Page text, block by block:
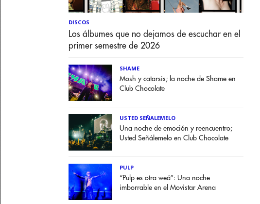
DISCOS
Los álbumes que no dejamos de escuchar en el
primer semestre de 2026
SHAME
Mosh y catarsis; la noche de Shame en
Club Chocolate
USTED SEÑALEMELO
Una noche de emoción y reencuentro;
Usted Señálemelo en Club Chocolate
PULP
“Pulp es otra weá”: Una noche
imborrable en el Movistar Arena